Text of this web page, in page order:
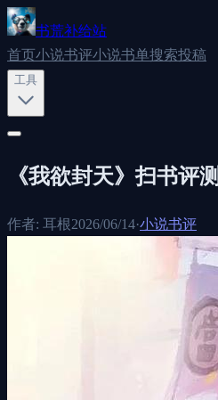
书荒补给站
首页小说书评小说书单搜索投稿
工具
《我欲封天》扫书评测
作者: 耳根2026/06/14·小说书评